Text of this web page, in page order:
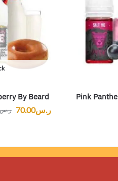
Pink
By Beard
ر.س70.00